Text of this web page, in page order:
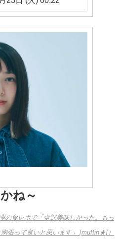
ね～
の食レポで「全部美味しかった。もっ
胸張って良いと思います」 [muffin★]）